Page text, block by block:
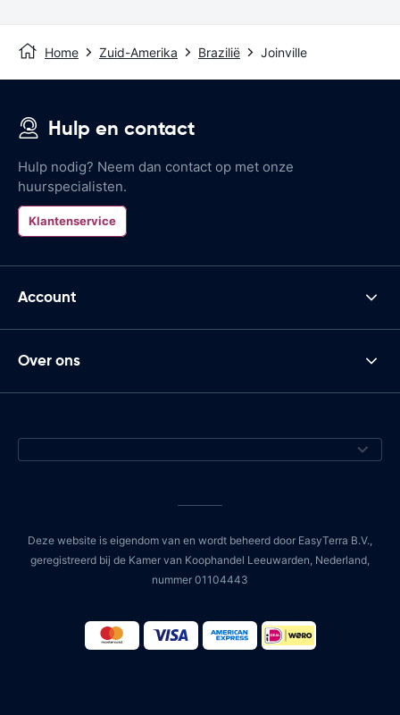
Home Zuid-Amerika Brazilië Joinville
Hulp en contact
Hulp nodig? Neem dan contact op met onze
huurspecialisten.
Klantenservice
Account
Over ons
Deze website is eigendom van en wordt beheerd door EasyTerra B.V.,
geregistreerd bij de Kamer van Koophandel Leeuwarden, Nederland,
nummer 01104443